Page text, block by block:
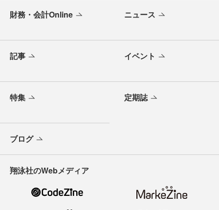
財務・会計Online ニュース
記事 イベント
特集 定期誌
ブログ
翔泳社のWebメディア